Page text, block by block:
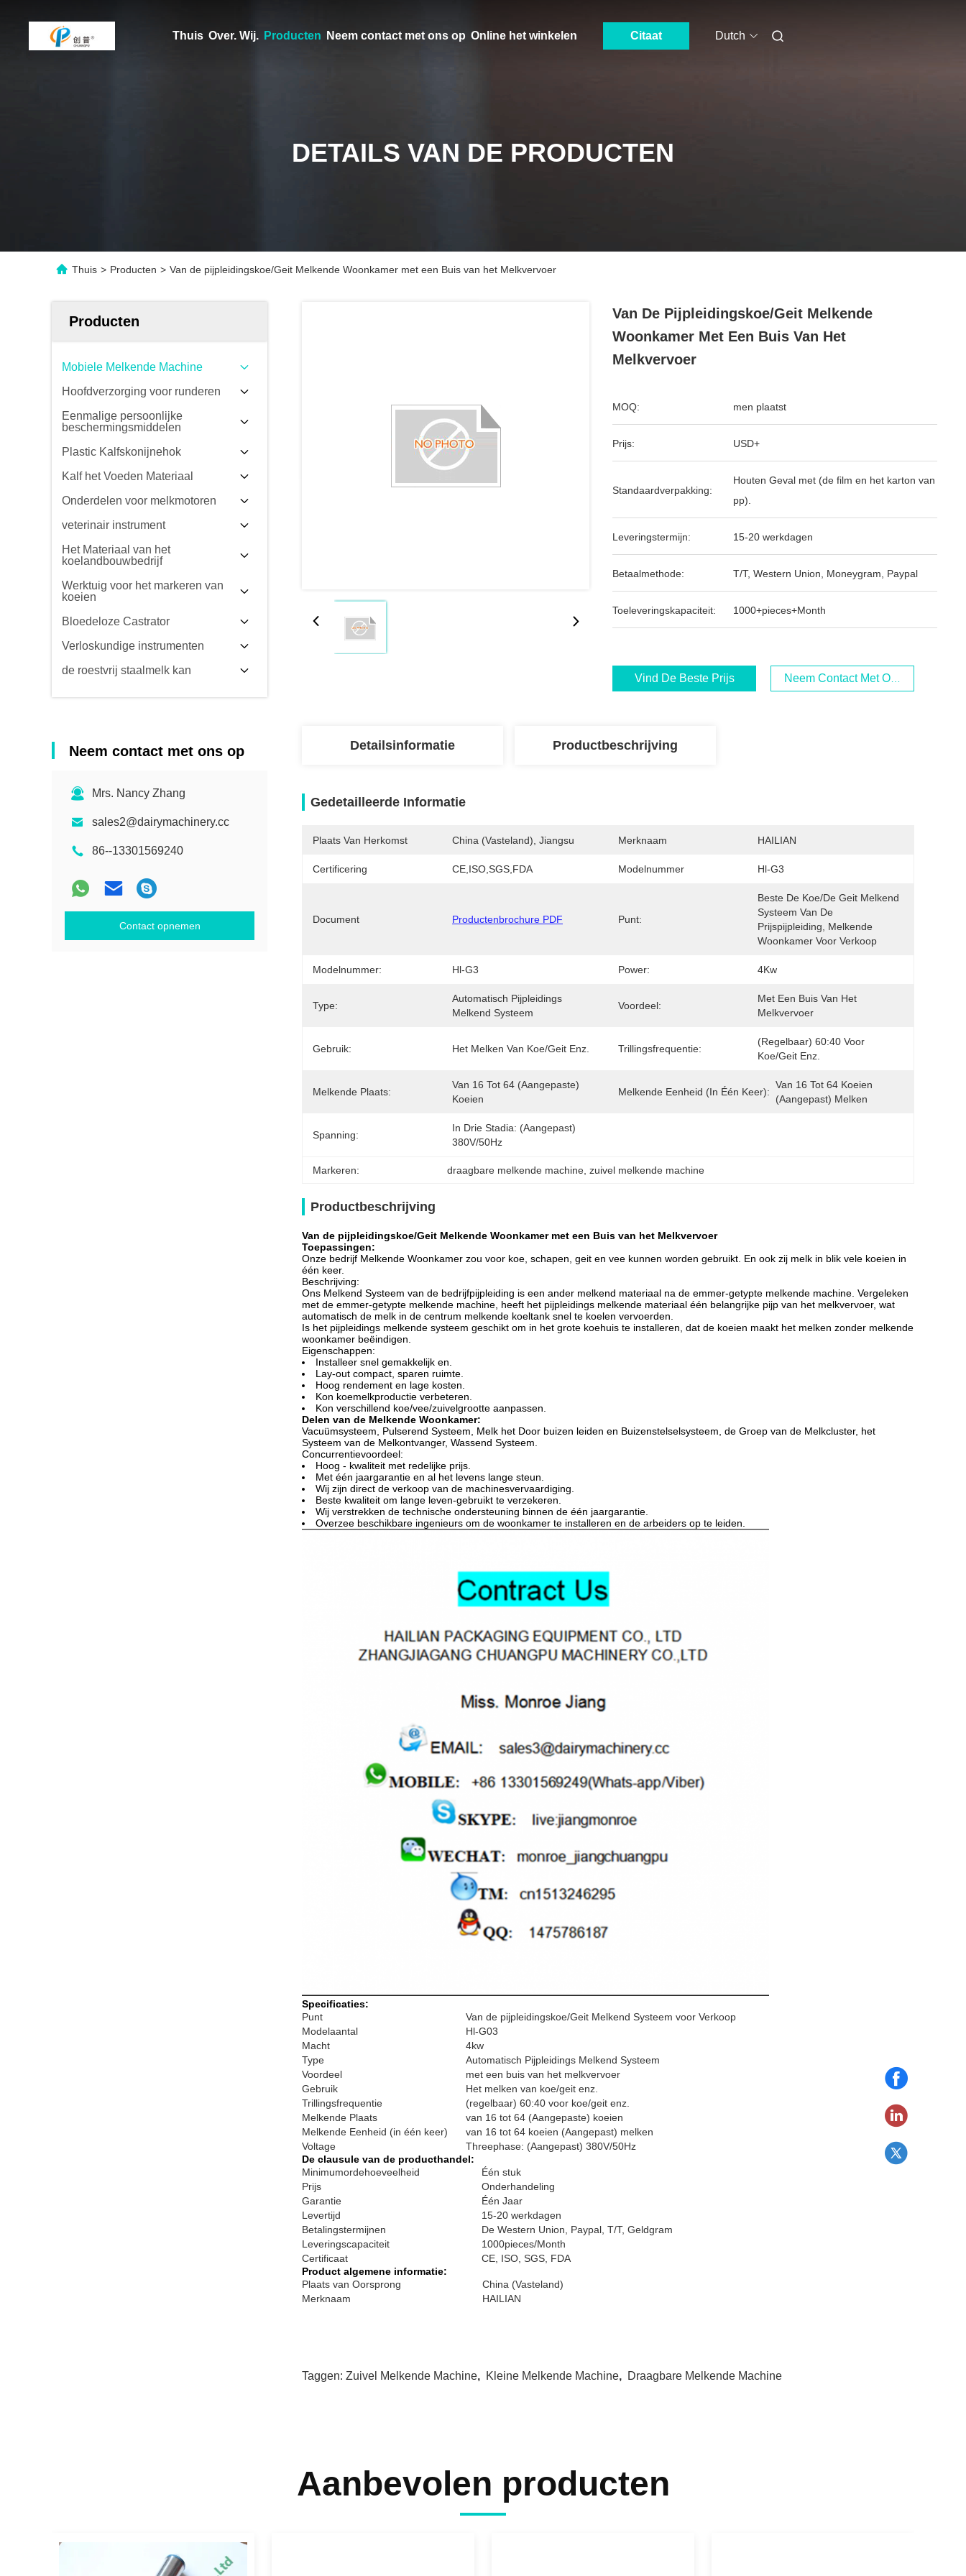
Thuis Over. Wij. Producten Neem contact met ons op Online het winkelen Citaat Dutch
DETAILS VAN DE PRODUCTEN
Thuis > Producten > Van de pijpleidingskoe/Geit Melkende Woonkamer met een Buis van het Melkvervoer
Producten
Mobiele Melkende Machine
Hoofdverzorging voor runderen
Eenmalige persoonlijke
beschermingsmiddelen
Plastic Kalfskonijnehok
Kalf het Voeden Materiaal
Onderdelen voor melkmotoren
veterinair instrument
Het Materiaal van het
koelandbouwbedrijf
Werktuig voor het markeren van
koeien
Bloedeloze Castrator
Verloskundige instrumenten
de roestvrij staalmelk kan
Neem contact met ons op
Mrs. Nancy Zhang
sales2@dairymachinery.cc
86--13301569240
Contact opnemen
Van De Pijpleidingskoe/Geit Melkende
Woonkamer Met Een Buis Van Het
Melkvervoer
MOQ: men plaatst
Prijs: USD+
Standaardverpakking:
Houten Geval met (de film en het karton van
pp).
Leveringstermijn: 15-20 werkdagen
Betaalmethode: T/T, Western Union, Moneygram, Paypal
Toeleveringskapaciteit: 1000+pieces+Month
Vind De Beste Prijs Neem Contact Met Ons Op
Detailsinformatie Productbeschrijving
Gedetailleerde Informatie
Plaats Van Herkomst China (Vasteland), Jiangsu Merknaam HAILIAN
Certificering CE,ISO,SGS,FDA Modelnummer Hl-G3
Document Productenbrochure PDF Punt:
Beste De Koe/de Geit Melkend
Systeem Van De
Prijspijpleiding, Melkende
Woonkamer Voor Verkoop
Modelnummer: Hl-G3 Power: 4Kw
Type:
Automatisch Pijpleidings
Melkend Systeem
Voordeel:
Met Een Buis Van Het
Melkvervoer
Gebruik: Het Melken Van Koe/geit Enz. Trillingsfrequentie:
(regelbaar) 60:40 Voor
Koe/geit Enz.
Melkende Plaats:
Van 16 Tot 64 (Aangepaste)
Koeien
Melkende Eenheid (in Één Keer):
Van 16 Tot 64 Koeien
(Aangepast) Melken
Spanning:
In Drie Stadia: (Aangepast)
380V/50Hz
Markeren: draagbare melkende machine , zuivel melkende machine
Productbeschrijving
Van de pijpleidingskoe/Geit Melkende Woonkamer met een Buis van het Melkvervoer
Toepassingen:
Onze bedrijf Melkende Woonkamer zou voor koe, schapen, geit en vee kunnen worden gebruikt. En ook zij melk in blik vele koeien in
één keer.
Beschrijving:
Ons Melkend Systeem van de bedrijfpijpleiding is een ander melkend materiaal na de emmer-getypte melkende machine. Vergeleken
met de emmer-getypte melkende machine, heeft het pijpleidings melkende materiaal één belangrijke pijp van het melkvervoer, wat
automatisch de melk in de centrum melkende koeltank snel te koelen vervoerden.
Is het pijpleidings melkende systeem geschikt om in het grote koehuis te installeren, dat de koeien maakt het melken zonder melkende
woonkamer beëindigen.
Eigenschappen:
Installeer snel gemakkelijk en.
Lay-out compact, sparen ruimte.
Hoog rendement en lage kosten.
Kon koemelkproductie verbeteren.
Kon verschillend koe/vee/zuivelgrootte aanpassen.
Delen van de Melkende Woonkamer:
Vacuümsysteem, Pulserend Systeem, Melk het Door buizen leiden en Buizenstelselsysteem, de Groep van de Melkcluster, het
Systeem van de Melkontvanger, Wassend Systeem.
Concurrentievoordeel:
Hoog - kwaliteit met redelijke prijs.
Met één jaargarantie en al het levens lange steun.
Wij zijn direct de verkoop van de machinesvervaardiging.
Beste kwaliteit om lange leven-gebruikt te verzekeren.
Wij verstrekken de technische ondersteuning binnen de één jaargarantie.
Overzee beschikbare ingenieurs om de woonkamer te installeren en de arbeiders op te leiden.
Specificaties:
Punt
Van de pijpleidingskoe/Geit Melkend Systeem voor Verkoop
Modelaantal
Hl-G03
Macht
4kw
Type
Automatisch Pijpleidings Melkend Systeem
Voordeel
met een buis van het melkvervoer
Gebruik
Het melken van koe/geit enz.
Trillingsfrequentie
(regelbaar) 60:40 voor koe/geit enz.
Melkende Plaats
van 16 tot 64 (Aangepaste) koeien
Melkende Eenheid (in één keer)
van 16 tot 64 koeien (Aangepast) melken
Voltage
Threephase: (Aangepast) 380V/50Hz
De clausule van de producthandel:
Minimumordehoeveelheid
Één stuk
Prijs
Onderhandeling
Garantie
Één Jaar
Levertijd
15-20 werkdagen
Betalingstermijnen
De Western Union, Paypal, T/T, Geldgram
Leveringscapaciteit
1000pieces/Month
Certificaat
CE, ISO, SGS, FDA
Product algemene informatie:
Plaats van Oorsprong
China (Vasteland)
Merknaam
HAILIAN
Taggen: Zuivel Melkende Machine, Kleine Melkende Machine, Draagbare Melkende Machine
Aanbevolen producten